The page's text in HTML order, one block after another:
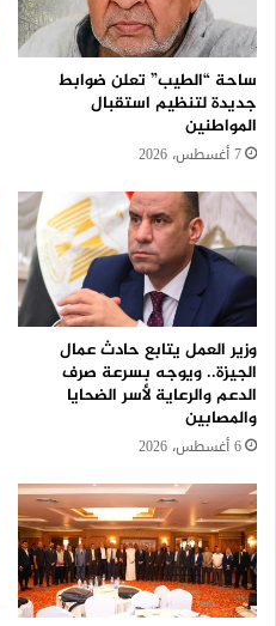
ساحة “الطيب” تعلن ضوابط
جديدة لتنظيم استقبال
المواطنين
7 أغسطس، 2026
وزير العمل يتابع حادث عمال
الجيزة.. ويوجه بسرعة صرف
الدعم والرعاية لأسر الضحايا
والمصابين
6 أغسطس، 2026